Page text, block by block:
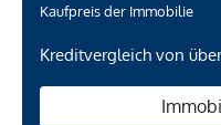
Kaufpreis der Immobilie
Kreditvergleich von